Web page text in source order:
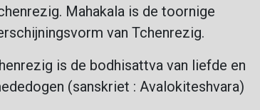
Mahakala is de toornige
van Tchenrezig.
is de bodhisattva van liefde en
(sanskriet : Avalokiteshvara)